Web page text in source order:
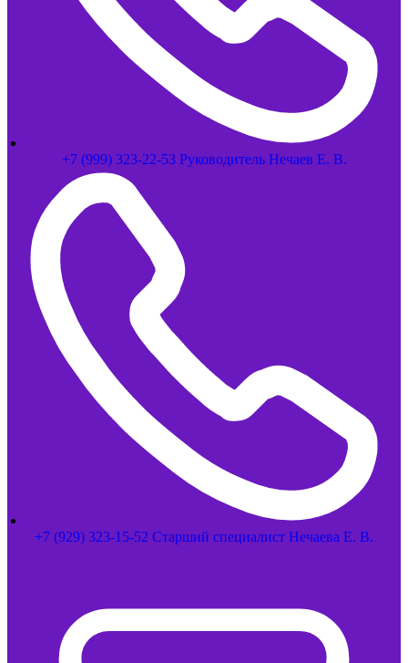
+7 (999) 323-22-53 Руководитель Нечаев Е. В.
+7 (929) 323-15-52 Старший специалист Нечаева Е. В.